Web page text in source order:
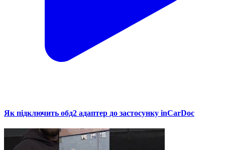
Як підключить обд2 адаптер до застосунку inCarDoc